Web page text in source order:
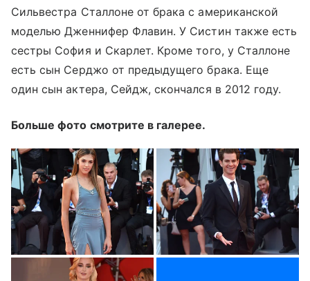
Сильвестра Сталлоне от брака с американской
моделью Дженнифер Флавин. У Систин также есть
сестры София и Скарлет. Кроме того, у Сталлоне
есть сын Серджо от предыдущего брака. Еще
один сын актера, Сейдж, скончался в 2012 году.
Больше фото смотрите в галерее.